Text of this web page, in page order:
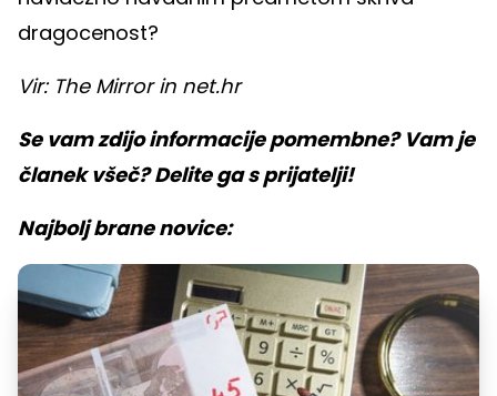
dragocenost?
Vir: The Mirror in net.hr
Se vam zdijo informacije pomembne? Vam je
članek všeč? Delite ga s prijatelji!
Najbolj brane novice: